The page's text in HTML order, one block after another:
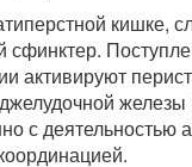
кишке,
сфинктер.
активируют
железы
с деятельностью